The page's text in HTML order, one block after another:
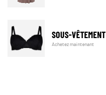
SOUS-VÊTEMENT
Achetez maintenant